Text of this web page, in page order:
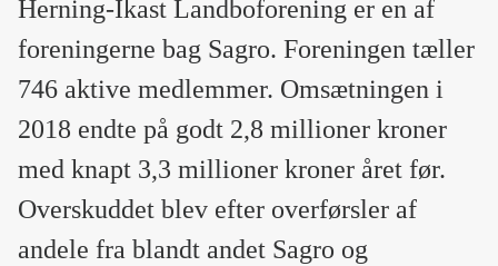
Herning-Ikast Landboforening er en af
foreningerne bag Sagro. Foreningen tæller
746 aktive medlemmer. Omsætningen i
2018 endte på godt 2,8 millioner kroner
med knapt 3,3 millioner kroner året før.
Overskuddet blev efter overførsler af
andele fra blandt andet Sagro og